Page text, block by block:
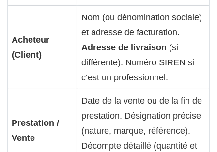
Acheteur
(Client)
Nom (ou dénomination sociale)
et adresse de facturation.
Adresse de livraison (si
différente). Numéro SIREN si
c’est un professionnel.
Prestation /
Vente
Date de la vente ou de la fin de
prestation. Désignation précise
(nature, marque, référence).
Décompte détaillé (quantité et